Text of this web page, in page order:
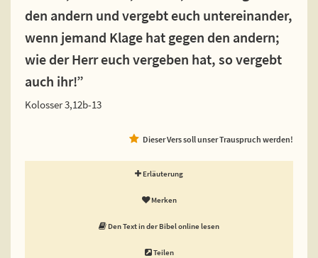
den andern und vergebt euch untereinander,
wenn jemand Klage hat gegen den andern;
wie der Herr euch vergeben hat, so vergebt
auch ihr!”
Kolosser 3,12b-13
Dieser Vers soll unser Trauspruch werden!
Erläuterung
Merken
Den Text in der Bibel online lesen
Teilen